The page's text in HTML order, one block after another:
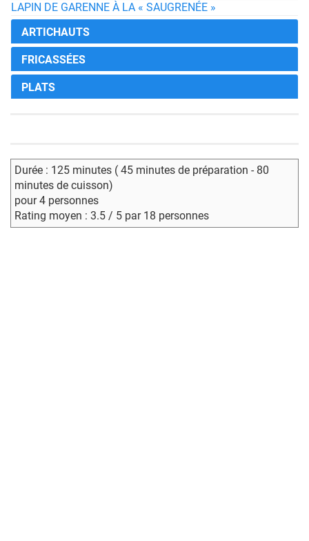
LAPIN DE GARENNE À LA « SAUGRENÉE »
ARTICHAUTS
FRICASSÉES
PLATS
Durée : 125 minutes ( 45 minutes de préparation - 80
minutes de cuisson)
pour 4 personnes
Rating moyen : 3.5 / 5 par 18 personnes